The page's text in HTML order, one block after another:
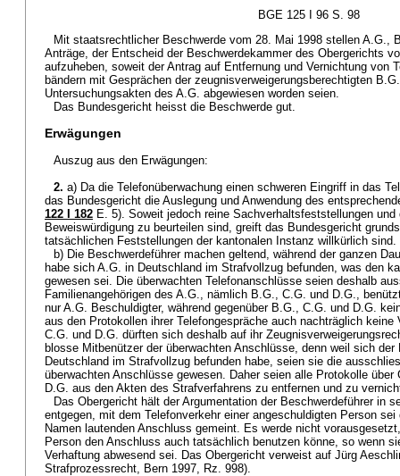
BGE 125 I 96 S. 98
Mit staatsrechtlicher Beschwerde vom 28. Mai 1998 stellen A.G.,
Anträge, der Entscheid der Beschwerdekammer des Obergerichts
aufzuheben, soweit der Antrag auf Entfernung und Vernichtung von
bändern mit Gesprächen der zeugnisverweigerungsberechtigten
Untersuchungsakten des A.G. abgewiesen worden seien.
Das Bundesgericht heisst die Beschwerde gut.
Erwägungen
Auszug aus den Erwägungen:
2. a) Da die Telefonüberwachung einen schweren Eingriff in das
das Bundesgericht die Auslegung und Anwendung des
122 I 182 E. 5). Soweit jedoch reine Sachverhaltsfeststellungen und
Beweiswürdigung zu beurteilen sind, greift das Bundesgericht
tatsächlichen Feststellungen der kantonalen Instanz willkürlich sind.
b) Die Beschwerdeführer machen geltend, während der ganzen
habe sich A.G. in Deutschland im Strafvollzug befunden, was den
gewesen sei. Die überwachten Telefonanschlüsse seien deshalb
Familienangehörigen des A.G., nämlich B.G., C.G. und D.G.,
nur A.G. Beschuldigter, während gegenüber B.G., C.G. und D.G.
aus den Protokollen ihrer Telefongespräche auch nachträglich keine
C.G. und D.G. dürften sich deshalb auf ihr
blosse Mitbenützer der überwachten Anschlüsse, denn weil sich der
Deutschland im Strafvollzug befunden habe, seien sie die
überwachten Anschlüsse gewesen. Daher seien alle Protokolle
D.G. aus den Akten des Strafverfahrens zu entfernen und zu
Das Obergericht hält der Argumentation der Beschwerdeführer in
entgegen, mit dem Telefonverkehr einer angeschuldigten Person sei
Namen lautenden Anschluss gemeint. Es werde nicht
Person den Anschluss auch tatsächlich benutzen könne, so wenn
Verhaftung abwesend sei. Das Obergericht verweist auf Jürg
Strafprozessrecht, Bern 1997, Rz. 998).